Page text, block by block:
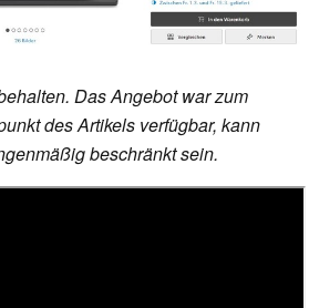
Das Angebot war zum
des Artikels verfügbar, kann
beschränkt sein.